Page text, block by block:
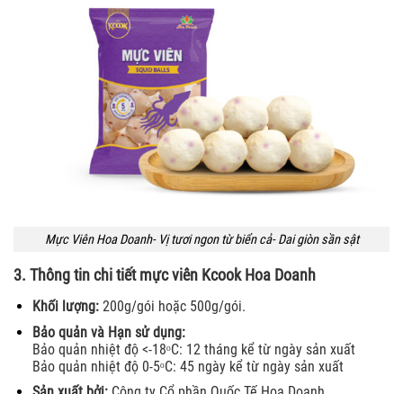
Mực Viên Hoa Doanh- Vị tươi ngon từ biển cả- Dai giòn sần sật
3. Thông tin chi tiết mực viên Kcook Hoa Doanh
Khối lượng:200g/gói hoặc 500g/gói.
Bảo quản và Hạn sử dụng:
Bảo quản nhiệt độ <-18ᵒC: 12 tháng kể từ ngày sản xuất
Bảo quản nhiệt độ 0-5ᵒC: 45 ngày kể từ ngày sản xuất